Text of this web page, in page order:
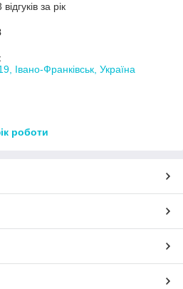
за рік
Івано-Франківськ, Україна
роботи